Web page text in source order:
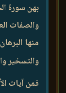
بهن سورة
والصفات
منها
والتسخير
فمن آيات